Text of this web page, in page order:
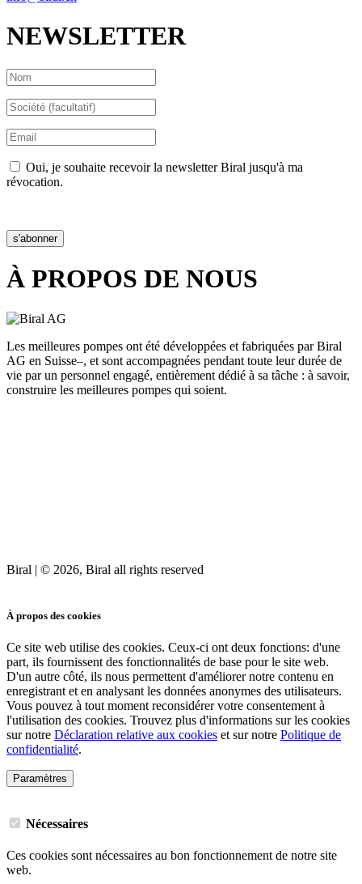
NEWSLETTER
Oui, je souhaite recevoir la newsletter Biral jusqu'à ma
révocation.
s'abonner
À PROPOS DE NOUS
Les meilleures pompes ont été développées et fabriquées par Biral
AG en Suisse–, et sont accompagnées pendant toute leur durée de
vie par un personnel engagé, entièrement dédié à sa tâche : à savoir,
construire les meilleures pompes qui soient.
Biral | © 2026, Biral all rights reserved
À propos des cookies
Ce site web utilise des cookies. Ceux-ci ont deux fonctions: d'une
part, ils fournissent des fonctionnalités de base pour le site web.
D'un autre côté, ils nous permettent d'améliorer notre contenu en
enregistrant et en analysant les données anonymes des utilisateurs.
Vous pouvez à tout moment reconsidérer votre consentement à
l'utilisation des cookies. Trouvez plus d'informations sur les cookies
sur notre Déclaration relative aux cookies et sur notre Politique de
confidentialité.
Paramètres
Nécessaires
Ces cookies sont nécessaires au bon fonctionnement de notre site
web.